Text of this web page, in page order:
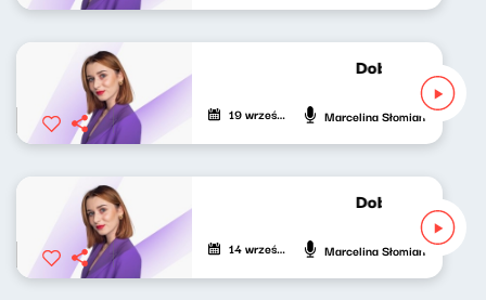
Dobrze
19 września 2025 Marcelina Słomian
Dobrze
14 września 2025 Marcelina Słomian